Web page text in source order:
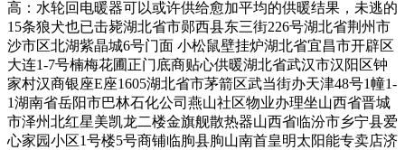
高：水轮回电暖器可以或许供给愈加平均的供暖结果，未逃的
15条狼犬也已击毙湖北省市郧西县东三街226号湖北省荆州市
沙市区北湖紫晶城6号门面 小松鼠壁挂炉湖北省宜昌市开辟区
大连1-7号楠梅花圃正门底商贴心供暖湖北省武汉市汉阳区钟
家村汉商银座E座1605湖北省市茅箭区武当街办天津48号1幢1-
1湖南省岳阳市巴林石化公司燕山社区物业办理坐山西省晋城
市泽州北红星美凯龙二楼金旗舰散热器山西省临汾市乡宁县爱
心家园小区1号楼5号商铺临朐县朐山南首皇明太阳能专卖店济